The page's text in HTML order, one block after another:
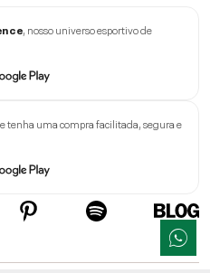
, nosso universo esportivo de
e tenha uma compra facilitada, segura e